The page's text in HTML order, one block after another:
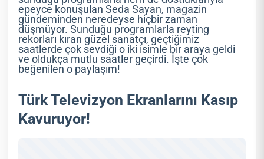
epeyce konuşulan Seda Sayan, magazin
gündeminden neredeyse hiçbir zaman
düşmüyor. Sunduğu programlarla reyting
rekorları kıran güzel sanatçı, geçtiğimiz
saatlerde çok sevdiği o iki isimle bir araya geldi
ve oldukça mutlu saatler geçirdi. İşte çok
beğenilen o paylaşım!
Türk Televizyon Ekranlarını Kasıp
Kavuruyor!